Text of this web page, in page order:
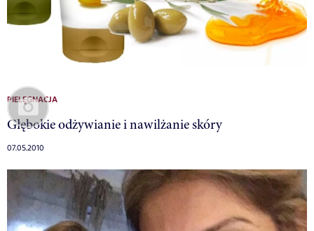
PIELĘGNACJA
Głębokie odżywianie i nawilżanie skóry
07.05.2010